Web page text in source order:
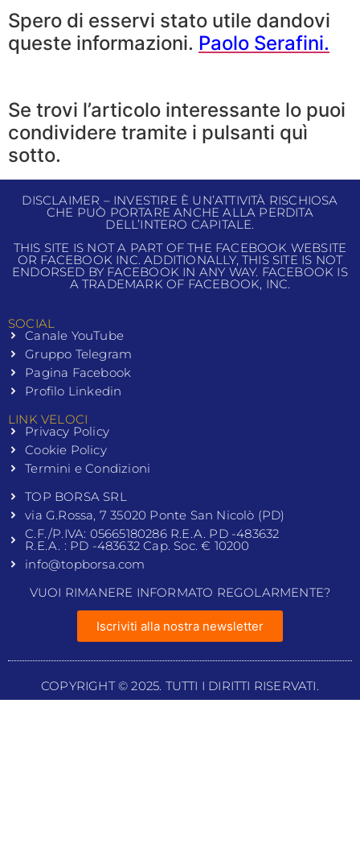
Spero di esservi stato utile dandovi
queste informazioni. Paolo Serafini.
Se trovi l’articolo interessante lo puoi
condividere tramite i pulsanti quì
sotto.
DISCLAIMER – INVESTIRE È UN’ATTIVITÀ RISCHIOSA
CHE PUÒ PORTARE ANCHE ALLA PERDITA
DELL’INTERO CAPITALE.
THIS SITE IS NOT A PART OF THE FACEBOOK WEBSITE
OR FACEBOOK INC. ADDITIONALLY, THIS SITE IS NOT
ENDORSED BY FACEBOOK IN ANY WAY. FACEBOOK IS
A TRADEMARK OF FACEBOOK, INC.
SOCIAL
Canale YouTube
Gruppo Telegram
Pagina Facebook
Profilo Linkedin
LINK VELOCI
Privacy Policy
Cookie Policy
Termini e Condizioni
TOP BORSA SRL
via G.Rossa, 7 35020 Ponte San Nicolò (PD)
C.F./P.IVA: 05665180286 R.E.A. PD -483632
R.E.A. : PD -483632 Cap. Soc. € 10200
info@topborsa.com
VUOI RIMANERE INFORMATO REGOLARMENTE?
Iscriviti alla nostra newsletter
COPYRIGHT © 2025. TUTTI I DIRITTI RISERVATI.